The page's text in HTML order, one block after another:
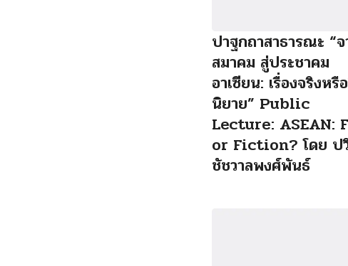
ปาฐกถาสาธารณะ “
สมาคม สู่ประชาคม
อาเซียน: เรื่องจริงหรื
นิยาย” Public
Lecture: ASEAN:
or Fiction? โดย ป
ชัชวาลพงศ์พันธ์